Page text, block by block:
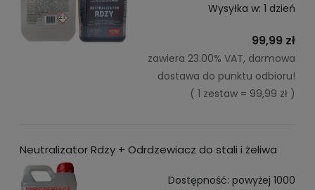
Wysyłka w: 1 dzień
99,99 zł
zawiera 23.00% VAT, darmowa
dostawa do punktu odbioru!
( 1 zestaw = 99,99 zł )
Neutralizator Rdzy + Odrdzewiacz do stali i żeliwa
Dostępność: powyżej 1000